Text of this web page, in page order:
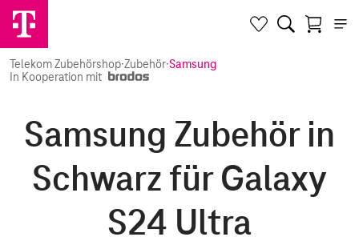
Telekom Zubehörshop·Zubehör·Samsung
In Kooperation mit
Samsung Zubehör in
Schwarz für Galaxy
S24 Ultra